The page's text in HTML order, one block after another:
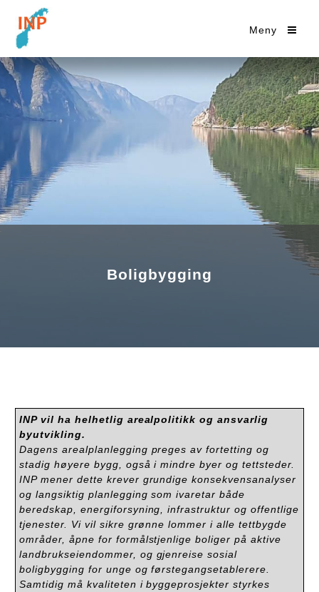
Meny
Boligbygging
INP vil ha helhetlig arealpolitikk og ansvarlig
byutvikling.
Dagens arealplanlegging preges av fortetting og
stadig høyere bygg, også i mindre byer og tettsteder.
INP mener dette krever grundige konsekvensanalyser
og langsiktig planlegging som ivaretar både
beredskap, energiforsyning, infrastruktur og offentlige
tjenester. Vi vil sikre grønne lommer i alle tettbygde
områder, åpne for formålstjenlige boliger på aktive
landbrukseiendommer, og gjenreise sosial
boligbygging for unge og førstegangsetablerere.
Samtidig må kvaliteten i byggeprosjekter styrkes